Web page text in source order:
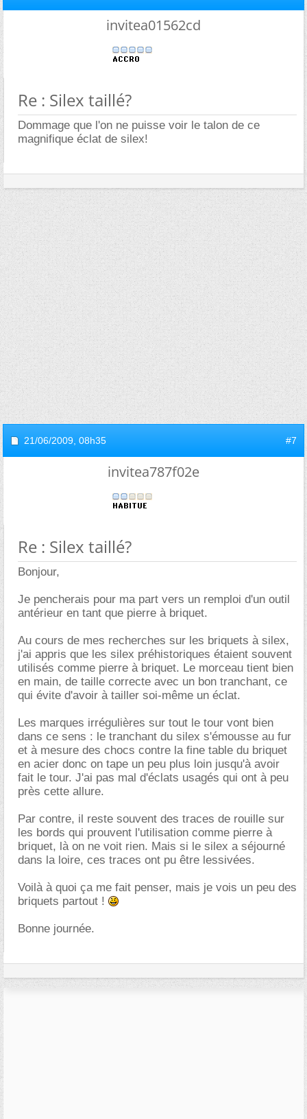
invitea01562cd
Re : Silex taillé?
Dommage que l'on ne puisse voir le talon de ce
magnifique éclat de silex!
21/06/2009, 08h35 #7
invitea787f02e
Re : Silex taillé?
Bonjour,
Je pencherais pour ma part vers un remploi d'un outil
antérieur en tant que pierre à briquet.
Au cours de mes recherches sur les briquets à silex,
j'ai appris que les silex préhistoriques étaient souvent
utilisés comme pierre à briquet. Le morceau tient bien
en main, de taille correcte avec un bon tranchant, ce
qui évite d'avoir à tailler soi-même un éclat.
Les marques irrégulières sur tout le tour vont bien
dans ce sens : le tranchant du silex s'émousse au fur
et à mesure des chocs contre la fine table du briquet
en acier donc on tape un peu plus loin jusqu'à avoir
fait le tour. J'ai pas mal d'éclats usagés qui ont à peu
près cette allure.
Par contre, il reste souvent des traces de rouille sur
les bords qui prouvent l'utilisation comme pierre à
briquet, là on ne voit rien. Mais si le silex a séjourné
dans la loire, ces traces ont pu être lessivées.
Voilà à quoi ça me fait penser, mais je vois un peu des
briquets partout !
Bonne journée.